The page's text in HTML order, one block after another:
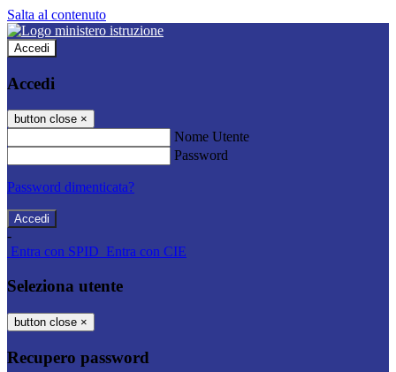
Salta al contenuto
Accedi
Accedi
button close ×
Nome Utente
Password
Password dimenticata?
-
Entra con SPID Entra con CIE
Seleziona utente
button close ×
Recupero password